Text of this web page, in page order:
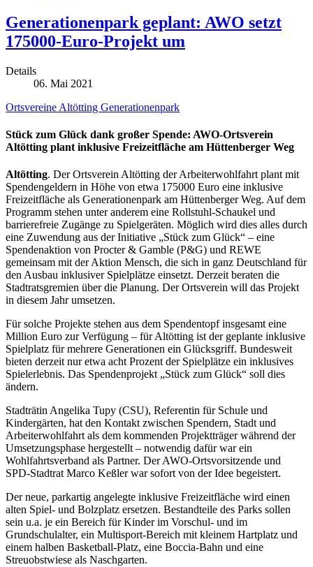
Generationenpark geplant: AWO setzt
175000-Euro-Projekt um
Details
06. Mai 2021
Ortsvereine Altötting Generationenpark
Stück zum Glück dank großer Spende: AWO-Ortsverein
Altötting plant inklusive Freizeitfläche am Hüttenberger Weg
Altötting. Der Ortsverein Altötting der Arbeiterwohlfahrt plant mit
Spendengeldern in Höhe von etwa 175000 Euro eine inklusive
Freizeitfläche als Generationenpark am Hüttenberger Weg. Auf dem
Programm stehen unter anderem eine Rollstuhl-Schaukel und
barrierefreie Zugänge zu Spielgeräten. Möglich wird dies alles durch
eine Zuwendung aus der Initiative „Stück zum Glück“ – eine
Spendenaktion von Procter & Gamble (P&G) und REWE
gemeinsam mit der Aktion Mensch, die sich in ganz Deutschland für
den Ausbau inklusiver Spielplätze einsetzt. Derzeit beraten die
Stadtratsgremien über die Planung. Der Ortsverein will das Projekt
in diesem Jahr umsetzen.
Für solche Projekte stehen aus dem Spendentopf insgesamt eine
Million Euro zur Verfügung – für Altötting ist der geplante inklusive
Spielplatz für mehrere Generationen ein Glücksgriff. Bundesweit
bieten derzeit nur etwa acht Prozent der Spielplätze ein inklusives
Spielerlebnis. Das Spendenprojekt „Stück zum Glück“ soll dies
ändern.
Stadträtin Angelika Tupy (CSU), Referentin für Schule und
Kindergärten, hat den Kontakt zwischen Spendern, Stadt und
Arbeiterwohlfahrt als dem kommenden Projektträger während der
Umsetzungsphase hergestellt – notwendig dafür war ein
Wohlfahrtsverband als Partner. Der AWO-Ortsvorsitzende und
SPD-Stadtrat Marco Keßler war sofort von der Idee begeistert.
Der neue, parkartig angelegte inklusive Freizeitfläche wird einen
alten Spiel- und Bolzplatz ersetzen. Bestandteile des Parks sollen
sein u.a. je ein Bereich für Kinder im Vorschul- und im
Grundschulalter, ein Multisport-Bereich mit kleinem Hartplatz und
einem halben Basketball-Platz, eine Boccia-Bahn und eine
Streuobstwiese als Naschgarten.